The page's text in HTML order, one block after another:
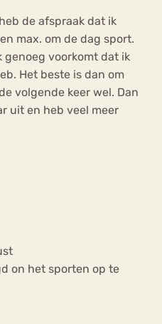
de afspraak dat ik
max. om de dag sport.
genoeg voorkomt dat ik
Het beste is dan om
volgende keer wel. Dan
uit en heb veel meer
on het sporten op te